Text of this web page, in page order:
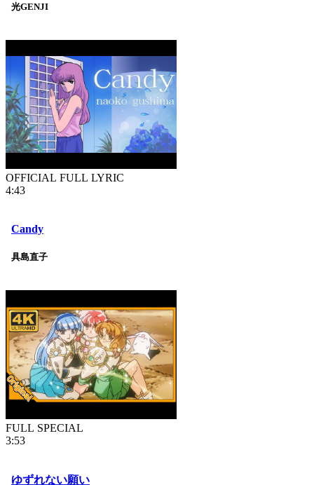
光GENJI
OFFICIAL FULL LYRIC
4:43
Candy
具島直子
FULL SPECIAL
3:53
ゆずれない願い